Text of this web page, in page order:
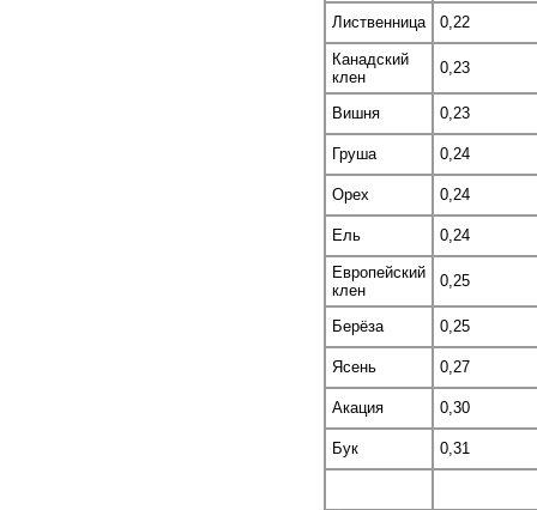
Лиственница 0,22
Канадский
клен
0,23
Вишня 0,23
Груша 0,24
Орех 0,24
Ель 0,24
Европейский
клен
0,25
Берёза 0,25
Ясень 0,27
Акация 0,30
Бук 0,31